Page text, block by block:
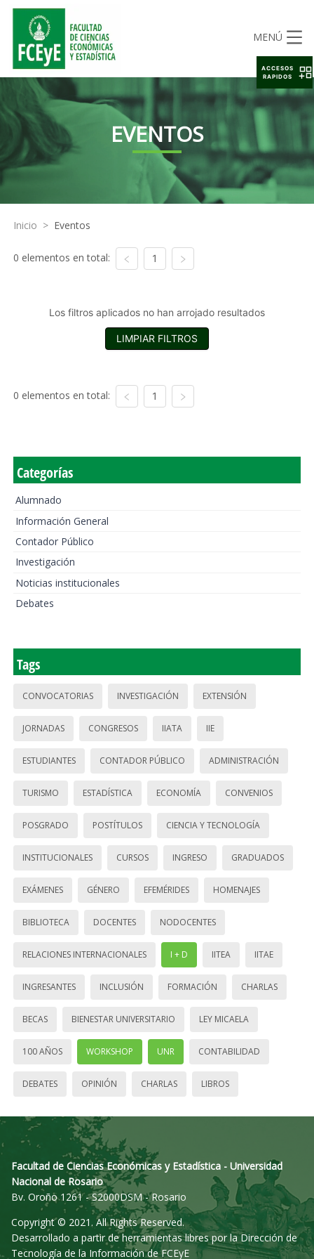
MENÚ
EVENTOS
Inicio > Eventos
0 elementos en total: 1
Los filtros aplicados no han arrojado resultados
LIMPIAR FILTROS
0 elementos en total: 1
Categorías
Alumnado
Información General
Contador Público
Investigación
Noticias institucionales
Debates
Tags
CONVOCATORIAS INVESTIGACIÓN EXTENSIÓN
JORNADAS CONGRESOS IIATA IIE
ESTUDIANTES CONTADOR PÚBLICO ADMINISTRACIÓN
TURISMO ESTADÍSTICA ECONOMÍA CONVENIOS
POSGRADO POSTÍTULOS CIENCIA Y TECNOLOGÍA
INSTITUCIONALES CURSOS INGRESO GRADUADOS
EXÁMENES GÉNERO EFEMÉRIDES HOMENAJES
BIBLIOTECA DOCENTES NODOCENTES
RELACIONES INTERNACIONALES I + D IITEA IITAE
INGRESANTES INCLUSIÓN FORMACIÓN CHARLAS
BECAS BIENESTAR UNIVERSITARIO LEY MICAELA
100 AÑOS WORKSHOP UNR CONTABILIDAD
DEBATES OPINIÓN CHARLAS LIBROS
Facultad de Ciencias Económicas y Estadística - Universidad
Nacional de Rosario
Bv. Oroño 1261 - S2000DSM - Rosario
Copyright © 2021. All Rights Reserved.
Desarrollado a partir de herramientas libres por la Dirección de
Tecnología de la Información de FCEyE
ACCESOS
RAPIDOS